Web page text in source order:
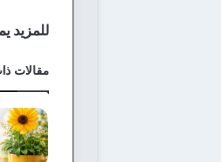
للمزيد
مقالات